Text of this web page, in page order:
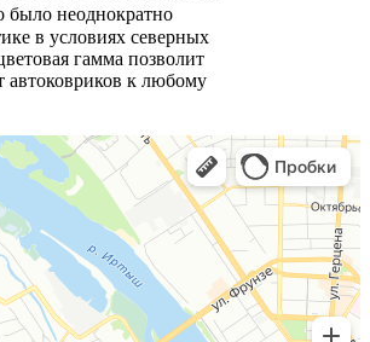
неоднократно
в условиях северных
гамма позволит
автоковриков к любому